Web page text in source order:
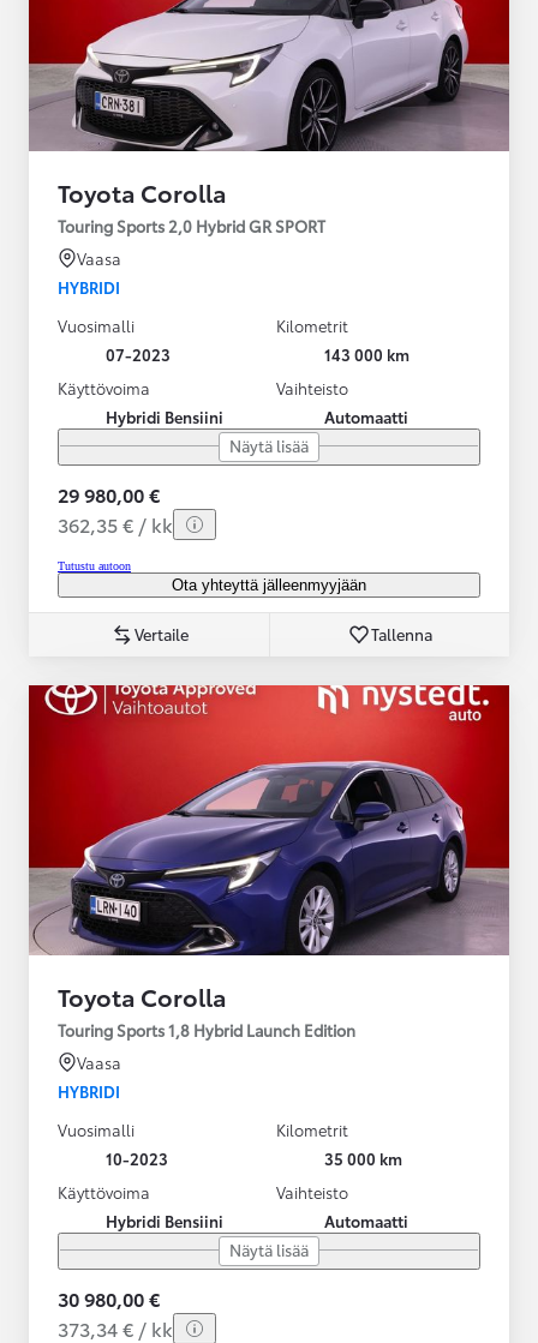
Toyota Corolla
Touring Sports 2,0 Hybrid GR SPORT
Vaasa
HYBRIDI
Vuosimalli
07-2023
Kilometrit
143 000 km
Käyttövoima
Hybridi Bensiini
Vaihteisto
Automaatti
Näytä lisää
29 980,00 €
362,35 € / kk
Tutustu autoon
Ota yhteyttä jälleenmyyjään
Vertaile Tallenna
Toyota Corolla
Touring Sports 1,8 Hybrid Launch Edition
Vaasa
HYBRIDI
Vuosimalli
10-2023
Kilometrit
35 000 km
Käyttövoima
Hybridi Bensiini
Vaihteisto
Automaatti
Näytä lisää
30 980,00 €
373,34 € / kk